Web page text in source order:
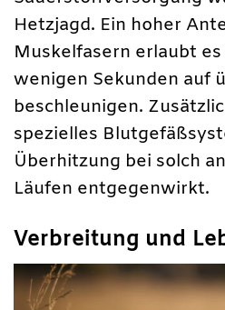
Hetzjagd. Ein hoher
Muskelfasern erlaubt
wenigen Sekunden auf
beschleunigen.
spezielles
Überhitzung bei solch
Läufen entgegenwirkt.
Verbreitung und